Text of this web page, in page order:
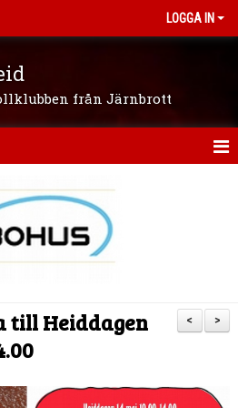
LOGGA IN
från Järnbrott
>
<
till Heiddagen